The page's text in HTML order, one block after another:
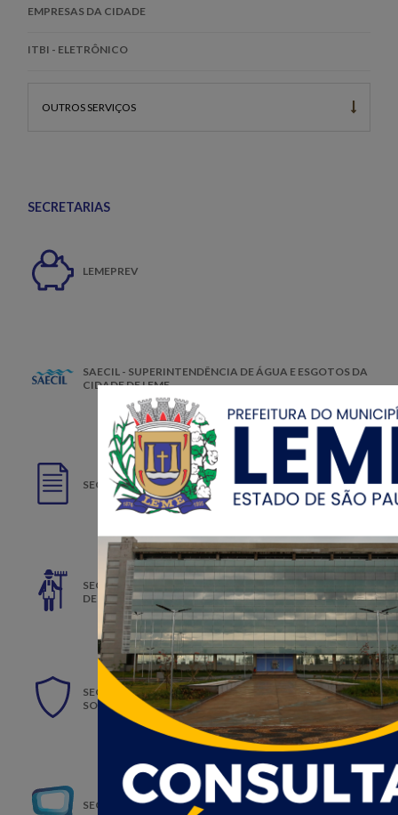
EMPRESAS DA CIDADE
ITBI - ELETRÔNICO
OUTROS SERVIÇOS
SECRETARIAS
LEMEPREV
SAECIL - SUPERINTENDÊNCIA DE ÁGUA E ESGOTOS DA
CIDADE DE LEME
SECRETARIA MUNICIPAL DA ADMINISTRAÇÃO
SECRETARIA DE AGRICULTURA, PECUÁRIA E
DESENVOLVIMENTO AGRÁRIO
SECRETARIA DE ASSISTÊNCIA E DESENVOLVIMENTO
SOCIAL
SECRETARIA DE COMUNICAÇÃO SOCIAL